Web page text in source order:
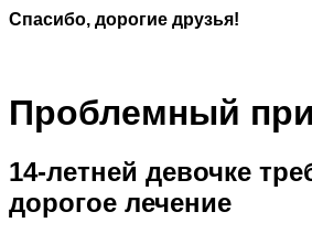
Спасибо, дорогие друзья!
Проблемный
14-летней девочке
дорогое лечение